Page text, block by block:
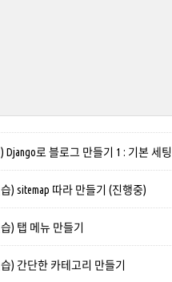
Django로 블로그 만들기 1 : 기본 세팅
) sitemap 따라 만들기 (진행중)
) 탭 메뉴 만들기
) 간단한 카테고리 만들기